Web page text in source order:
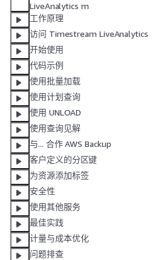
LiveAnalytics m
工作原理
访问 Timestream LiveAnalytics
开始使用
代码示例
使用批量加载
使用计划查询
使用 UNLOAD
使用查询见解
与... 合作 AWS Backup
客户定义的分区键
为资源添加标签
安全性
使用其他服务
最佳实践
计量与成本优化
问题排查